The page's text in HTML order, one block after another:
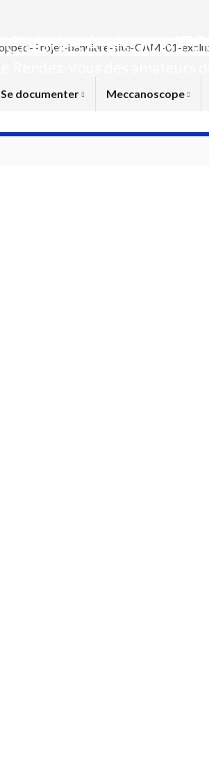
Club des Amis du
Se documenter Meccanoscope